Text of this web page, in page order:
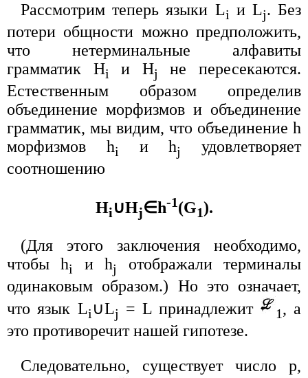
Рассмотрим теперь языки Li и Lj. Без
потери общности можно предположить,
что нетерминальные алфавиты
грамматик Hi и Hj
не пересекаются.
Естественным образом определив
объединение морфизмов и объединение
грамматик, мы видим, что объединение h
морфизмов hi и hj
удовлетворяет
соотношению
Hi∪Hj∈h-1(G1).
(Для этого заключения необходимо,
чтобы hi и hj
отображали терминалы
одинаковым образом.) Но это означает,
что язык Li ∪Lj = L принадлежит 1, а
это противоречит нашей гипотезе.
Следовательно, существует число p,